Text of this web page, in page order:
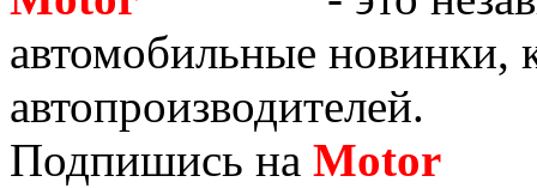
автомобильные новинки,
автопроизводителей.
Подпишись на Motor